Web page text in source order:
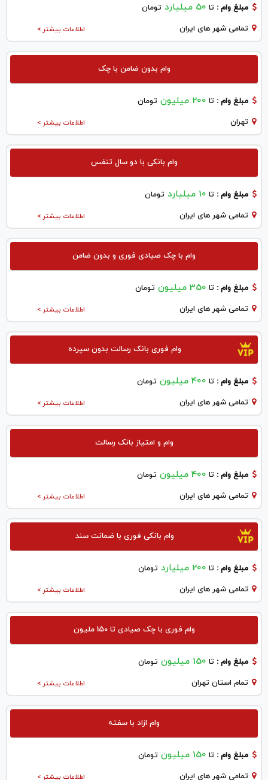
مبلغ وام : تا 50 میلیارد تومان
اطلاعات بیشتر > تمامی شهر های ایران
وام بدون ضامن با چک
مبلغ وام : تا 200 میلیون تومان
اطلاعات بیشتر > تهران
وام بانکی با دو سال تنفس
مبلغ وام : تا 10 میلیارد تومان
اطلاعات بیشتر > تمامی شهر های ایران
وام با چک صیادی فوری و بدون ضامن
مبلغ وام : تا 350 میلیون تومان
اطلاعات بیشتر > تمامی شهر های ایران
وام فوری بانک رسالت بدون سپرده
مبلغ وام : تا 400 میلیون تومان
اطلاعات بیشتر > تمامی شهر های ایران
وام و امتیاز بانک رسالت
مبلغ وام : تا 400 میلیون تومان
اطلاعات بیشتر > تمامی شهر های ایران
وام بانکی فوری با ضمانت سند
مبلغ وام : تا 200 میلیارد تومان
اطلاعات بیشتر > تمامی شهر های ایران
وام فوری با چک صیادی تا 150 ملیون
مبلغ وام : تا 150 میلیون تومان
اطلاعات بیشتر > تمام استان تهران
وام ازاد با سفته
مبلغ وام : تا 150 میلیون تومان
اطلاعات بیشتر > تمامی شهر های ایران